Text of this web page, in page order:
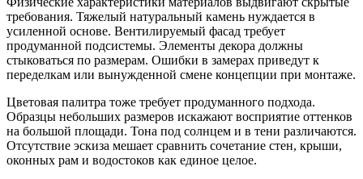
требования. Тяжелый натуральный камень нуждается в
усиленной основе. Вентилируемый фасад требует
продуманной подсистемы. Элементы декора должны
стыковаться по размерам. Ошибки в замерах приведут к
переделкам или вынужденной смене концепции при монтаже.
Цветовая палитра тоже требует продуманного подхода.
Образцы небольших размеров искажают восприятие оттенков
на большой площади. Тона под солнцем и в тени различаются.
Отсутствие эскиза мешает сравнить сочетание стен, крыши,
оконных рам и водостоков как единое целое.